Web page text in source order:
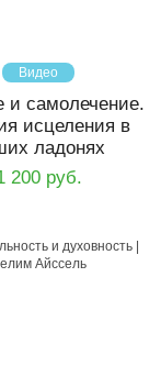
Видео
и самолечение.
исцеления в
ладонях
200 руб.